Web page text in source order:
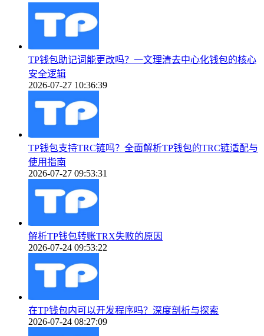
TP钱包助记词能更改吗？一文理清去中心化钱包的核心
安全逻辑
2026-07-27 10:36:39
TP钱包支持TRC链吗？全面解析TP钱包的TRC链适配与
使用指南
2026-07-27 09:53:31
解析TP钱包转账TRX失败的原因
2026-07-24 09:53:22
在TP钱包内可以开发程序吗？深度剖析与探索
2026-07-24 08:27:09